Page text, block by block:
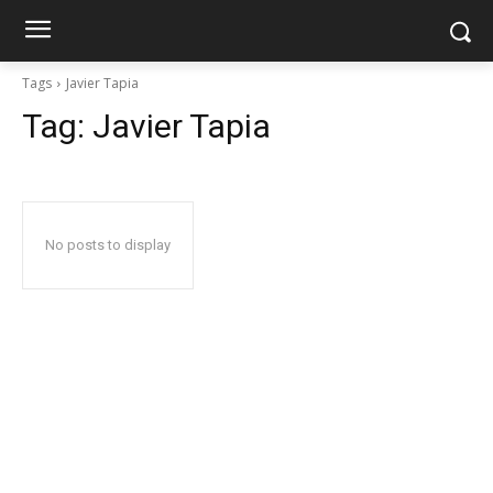
Tags Javier Tapia
Tag: Javier Tapia
No posts to display